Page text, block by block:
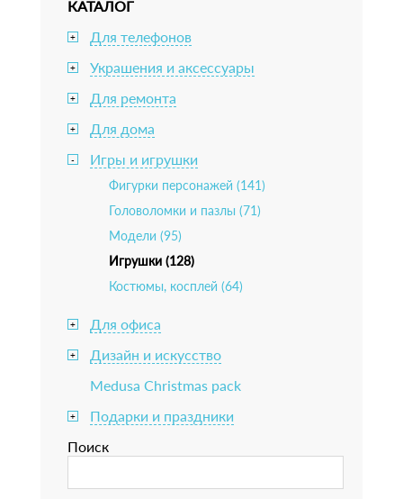
КАТАЛОГ
+ Для телефонов
+ Украшения и аксессуары
+ Для ремонта
+ Для дома
- Игры и игрушки
Фигурки персонажей (141)
Головоломки и пазлы (71)
Модели (95)
Игрушки (128)
Костюмы, косплей (64)
+ Для офиса
+
Дизайн и искусство
Medusa Christmas pack
+
Подарки и праздники
Поиск